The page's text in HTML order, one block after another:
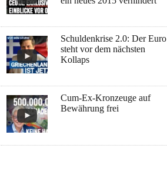
Schuldenkrise 2.0: Der Euro
steht vor dem nächsten
Kollaps
Cum-Ex-Kronzeuge auf
Bewährung frei